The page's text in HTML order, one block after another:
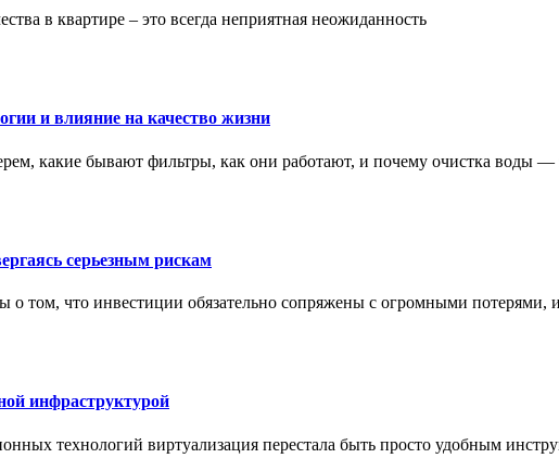
в квартире – это всегда неприятная неожиданность
и влияние на качество жизни
какие бывают фильтры, как они работают, и почему очистка воды
серьезным рискам
о том, что инвестиции обязательно сопряжены с огромными потерями,
инфраструктурой
технологий виртуализация перестала быть просто удобным